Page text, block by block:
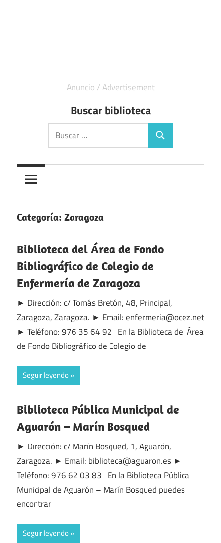
Buscar biblioteca
Buscar:
Buscar
Categoría: Zaragoza
Biblioteca del Área de Fondo
Bibliográfico de Colegio de
Enfermería de Zaragoza
► Dirección: c/ Tomás Bretón, 48, Principal,
Zaragoza, Zaragoza. ► Email: enfermeria@ocez.net
► Teléfono: 976 35 64 92 En la Biblioteca del Área
de Fondo Bibliográfico de Colegio de
Seguir leyendo
Biblioteca Pública Municipal de
Aguarón – Marín Bosqued
► Dirección: c/ Marín Bosqued, 1, Aguarón,
Zaragoza. ► Email: biblioteca@aguaron.es ►
Teléfono: 976 62 03 83 En la Biblioteca Pública
Municipal de Aguarón – Marín Bosqued puedes
encontrar
Seguir leyendo